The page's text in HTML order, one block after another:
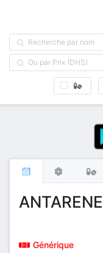
ANTARENE
Générique